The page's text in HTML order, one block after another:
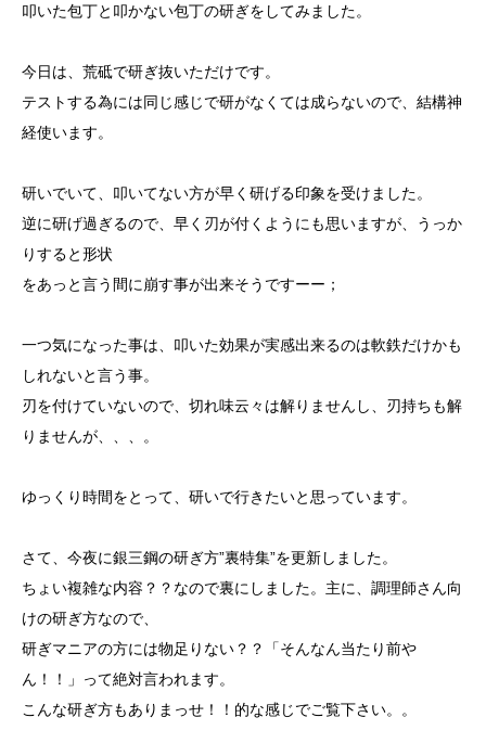
叩いた包丁と叩かない包丁の研ぎをしてみました。
今日は、荒砥で研ぎ抜いただけです。
テストする為には同じ感じで研がなくては成らないので、結構神
経使います。
研いでいて、叩いてない方が早く研げる印象を受けました。
逆に研げ過ぎるので、早く刃が付くようにも思いますが、うっか
りすると形状
をあっと言う間に崩す事が出来そうですーー；
一つ気になった事は、叩いた効果が実感出来るのは軟鉄だけかも
しれないと言う事。
刃を付けていないので、切れ味云々は解りませんし、刃持ちも解
りませんが、、、。
ゆっくり時間をとって、研いで行きたいと思っています。
さて、今夜に銀三鋼の研ぎ方”裏特集”を更新しました。
ちょい複雑な内容？？なので裏にしました。主に、調理師さん向
けの研ぎ方なので、
研ぎマニアの方には物足りない？？「そんなん当たり前や
ん！！」って絶対言われます。
こんな研ぎ方もありまっせ！！的な感じでご覧下さい。。